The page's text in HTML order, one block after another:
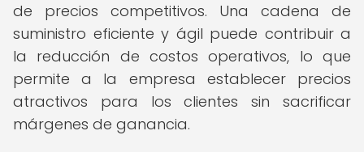
de precios competitivos. Una cadena de
suministro eficiente y ágil puede contribuir a
la reducción de costos operativos, lo que
permite a la empresa establecer precios
atractivos para los clientes sin sacrificar
márgenes de ganancia.